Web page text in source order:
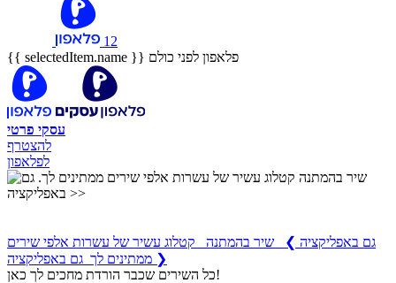
12
{{ selectedItem.name }} פלאפון לפני כולם
עסקי פרטי
להצטרף
לפלאפון
גם באפליקציה ❯
שיר בהמתנה קטלוג עשיר של עשרות אלפי שירים
ממתינים לך גם באפליקציה ❯
כל השירים שכבר הורדת מחכים לך כאן!